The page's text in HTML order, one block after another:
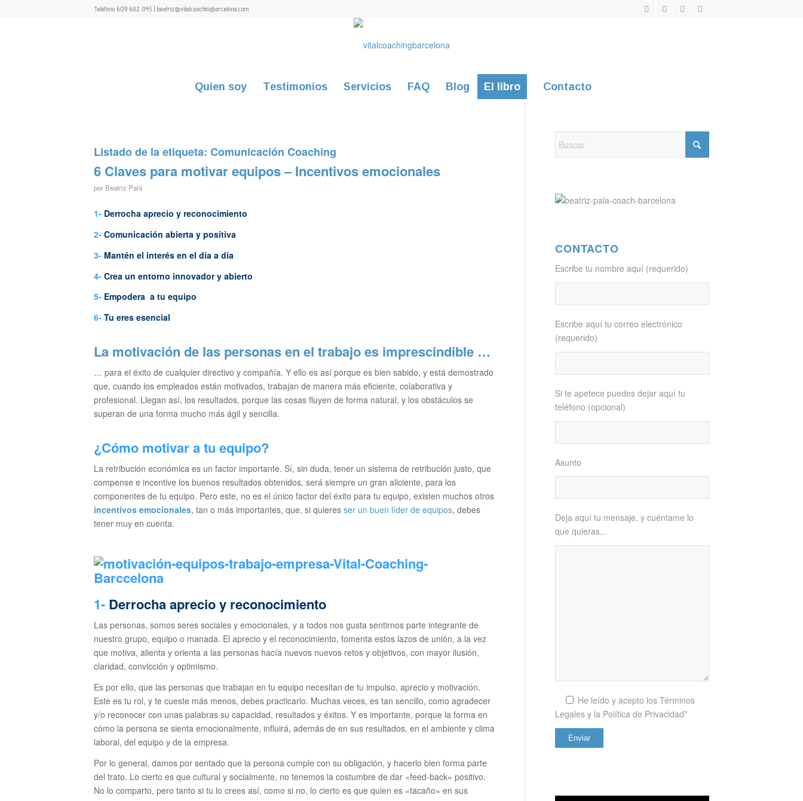
Teléfono 609 682 045 | beatriz@vitalcoachingbarcelona.com
Quien soy Testimonios Servicios FAQ Blog El libro Contacto
Listado de la etiqueta: Comunicación Coaching
6 Claves para motivar equipos – Incentivos emocionales
por Beatriz Palá
1- Derrocha aprecio y reconocimiento
2- Comunicación abierta y positiva
3- Mantén el interés ​​en el día a día
4- Crea un entorno innovador y abierto
5- Empodera a tu equipo
6- Tu eres esencial
La motivación de las personas en el trabajoes imprescindible …
… para el éxito de cualquier directivo y compañía. Y ello es así porque es bien sabido, y está demostrado
que, cuando los empleados están motivados, trabajan de manera más eficiente, colaborativa y
profesional. Llegan así, los resultados, porque las cosas fluyen de forma natural, y los obstáculos se
superan de una forma mucho más ágil y sencilla.
¿Cómo motivar a tu equipo?
La retribución económica es un factor importante. Sí, sin duda, tener un sistema de retribución justo, que
compense e incentive los buenos resultados obtenidos, será siempre un gran aliciente, para los
componentes de tu equipo. Pero este, no es el único factor del éxito para tu equipo, existen muchos otros
incentivos emocionales, tan o más importantes, que, si quieres ser un buen líder de equipos, debes
tener muy en cuenta.
1- Derrocha aprecio y reconocimiento
Las personas, somos seres sociales y emocionales, y a todos nos gusta sentirnos parte integrante de
nuestro grupo, equipo o manada. El aprecio y el reconocimiento, fomenta estos lazos de unión, a la vez
que motiva, alienta y orienta a las personas hacía nuevos nuevos retos y objetivos, con mayor ilusión,
claridad, convicción y optimismo.
Es por ello, que las personas que trabajan en tu equipo necesitan de tu impulso, aprecio y motivación.
Este es tu rol, y te cueste más menos, debes practicarlo. Muchas veces, es tan sencillo, como agradecer
y/o reconocer con unas palabras su capacidad, resultados y éxitos. Y es importante, porque la forma en
cómo la persona se sienta emocionalmente, influirá, además de en sus resultados, en el ambiente y clima
laboral, del equipo y de la empresa.
Por lo general, damos por sentado que la persona cumple con su obligación, y hacerlo bien forma parte
del trato. Lo cierto es que cultural y socialmente, no tenemos la costumbre de dar «feed-back» positivo.
No lo comparto, pero tanto si tu lo crees así, como si no, lo cierto es que quien es «tacaño» en sus
CONTACTO
Escribe tu nombre aquí (requerido)
Escribe aquí tu correo electrónico
(requerido)
Si te apetece puedes dejar aquí tu
teléfono (opcional)
Asunto
Deja aquí tu mensaje, y cuéntame lo
que quieras...
He leído y acepto los Términos
Legales y la Política de Privacidad*